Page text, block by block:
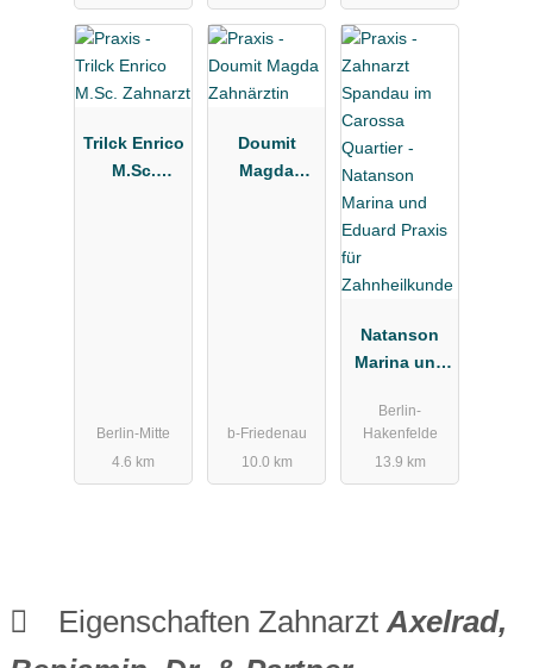
Trilck Enrico
M.Sc.
Berlin-Mitte
4.6 km
Doumit
Magda
b-Friedenau
10.0 km
Natanson
Marina und
Praxis für
Zahnheilkun
de
Berlin-
Hakenfelde
13.9 km
Eigenschaften Zahnarzt Axelrad,